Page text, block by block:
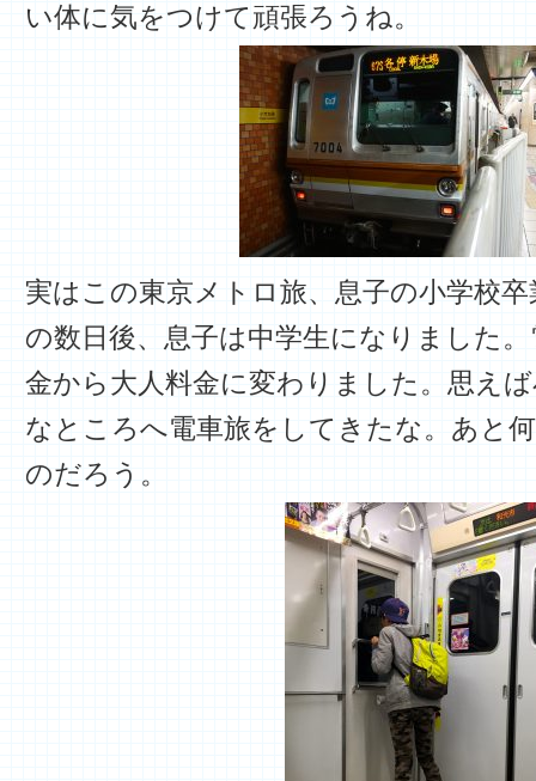
い体に気をつけて頑張ろうね。
実はこの東京メトロ旅、息子の小学校
の数日後、息子は中学生になりました
金から大人料金に変わりました。思え
なところへ電車旅をしてきたな。あと
のだろう。